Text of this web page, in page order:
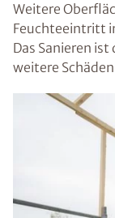
Weitere
Feuchteeintritt
Das Sanieren
weitere